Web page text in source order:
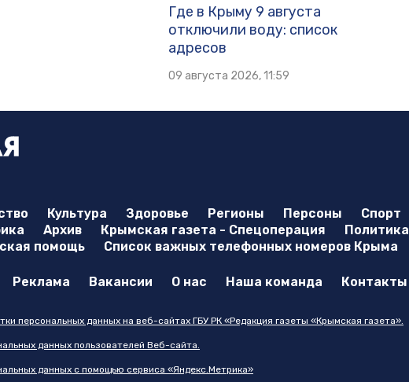
Где в Крыму 9 августа
отключили воду: список
адресов
09 августа 2026, 11:59
Культура Здоровье Регионы Персоны Спорт
Архив Крымская газета - Спецоперация Политика
помощь
Список важных телефонных номеров Крыма
Реклама Вакансии О нас Наша команда Контакты
персональных данных на веб-сайтах ГБУ РК «Редакция газеты «Крымская газета».
данных пользователей Веб-сайта.
данных с помощью сервиса «Яндекс.Метрика»